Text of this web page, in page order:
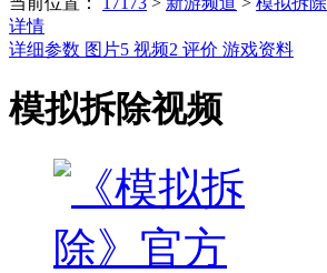
详情
详细参数 图片5 视频2 评价 游戏资料
模拟拆除视频